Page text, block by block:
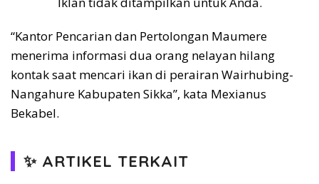
“Kantor Pencarian dan Pertolongan Maumere
menerima informasi dua orang nelayan hilang
kontak saat mencari ikan di perairan Wairhubing-
Nangahure Kabupaten Sikka”, kata Mexianus
Bekabel.
✨ ARTIKEL TERKAIT